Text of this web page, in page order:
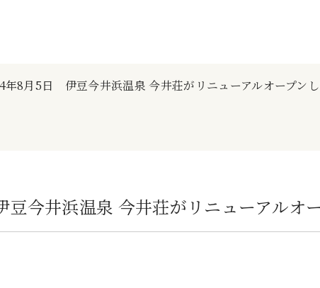
年8月5日 伊豆今井浜温泉 今井荘がリニューアルオープン
今井浜温泉 今井荘がリニューアルオ